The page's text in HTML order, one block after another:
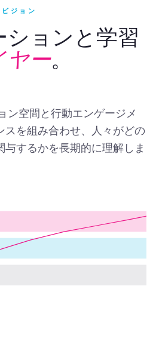
ジョン
ションと学習
ヤー。
ン空間と行動エンゲージメ
スを組み合わせ、人々がどの
するかを長期的に理解しま